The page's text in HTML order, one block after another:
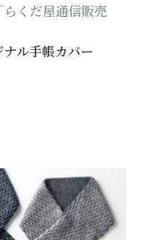
くだ屋通信販売
ル手帳カバー